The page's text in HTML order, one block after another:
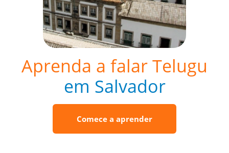
Aprenda a falar Telugu
em Salvador
Comece a aprender